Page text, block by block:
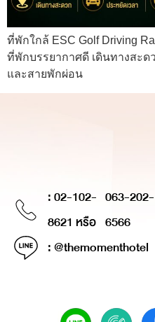
ที่พักใกล้ ESC Golf Driving
ที่พักบรรยากาศดี เดินทางสะด
และสายพักผ่อน
: 02-102-
8621 หรือ
063-202-
6566
: @themomenthotel